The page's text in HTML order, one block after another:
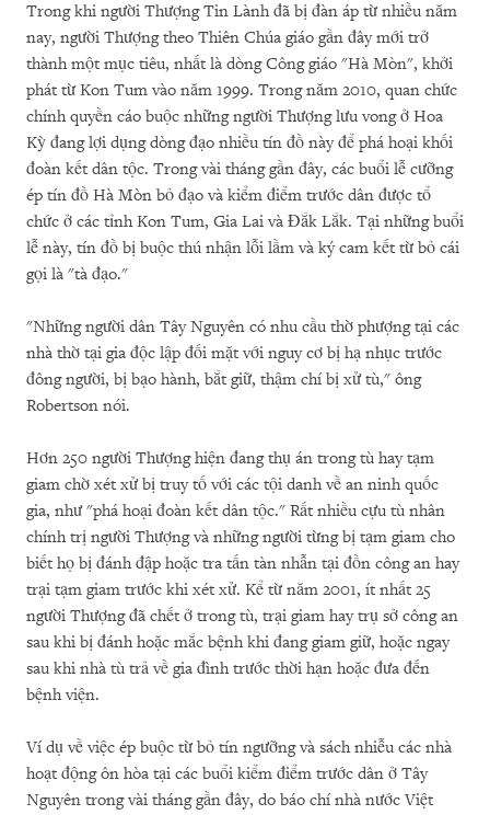
Trong khi người Thượng Tin Lành đã bị đàn áp từ nhiều năm
nay, người Thượng theo Thiên Chúa giáo gần đây mới trở
thành một mục tiêu, nhất là dòng Công giáo "Hà Mòn", khởi
phát từ Kon Tum vào năm 1999. Trong năm 2010, quan chức
chính quyền cáo buộc những người Thượng lưu vong ở Hoa
Kỳ đang lợi dụng dòng đạo nhiều tín đồ này để phá hoại khối
đoàn kết dân tộc. Trong vài tháng gần đây, các buổi lễ cưỡng
ép tín đồ Hà Mòn bỏ đạo và kiểm điểm trước dân được tổ
chức ở các tỉnh Kon Tum, Gia Lai và Đắk Lắk. Tại những buổi
lễ này, tín đồ bị buộc thú nhận lỗi lầm và ký cam kết từ bỏ cái
gọi là "tà đạo."
"Những người dân Tây Nguyên có nhu cầu thờ phượng tại các
nhà thờ tại gia độc lập đối mặt với nguy cơ bị hạ nhục trước
đông người, bị bạo hành, bắt giữ, thậm chí bị xử tù," ông
Robertson nói.
Hơn 250 người Thượng hiện đang thụ án trong tù hay tạm
giam chờ xét xử bị truy tố với các tội danh về an ninh quốc
gia, như "phá hoại đoàn kết dân tộc." Rất nhiều cựu tù nhân
chính trị người Thượng và những người từng bị tạm giam cho
biết họ bị đánh đập hoặc tra tấn tàn nhẫn tại đồn công an hay
trại tạm giam trước khi xét xử. Kể từ năm 2001, ít nhất 25
người Thượng đã chết ở trong tù, trại giam hay trụ sở công an
sau khi bị đánh hoặc mắc bệnh khi đang giam giữ, hoặc ngay
sau khi nhà tù trả về gia đình trước thời hạn hoặc đưa đến
bệnh viện.
Ví dụ về việc ép buộc từ bỏ tín ngưỡng và sách nhiễu các nhà
hoạt động ôn hòa tại các buổi kiểm điểm trước dân ở Tây
Nguyên trong vài tháng gần đây, do báo chí nhà nước Việt